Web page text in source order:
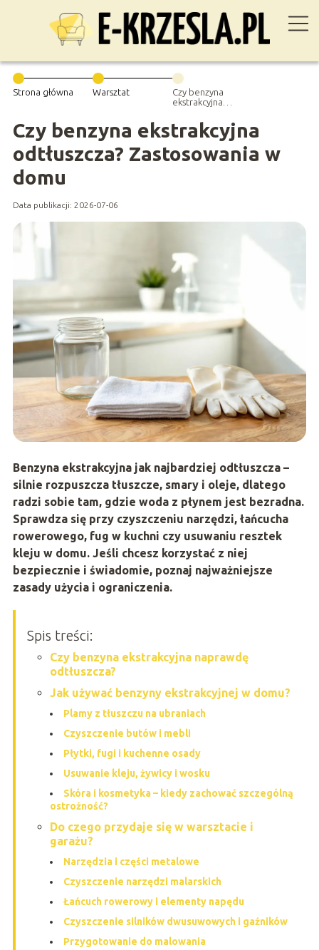
Strona główna Warsztat
Czy benzyna
ekstrakcyjna
Zastosowania w
domu
Czy benzyna ekstrakcyjna
odtłuszcza? Zastosowania w
domu
Data publikacji: 2026-07-06
Benzyna ekstrakcyjna jak najbardziej odtłuszcza –
silnie rozpuszcza tłuszcze, smary i oleje, dlatego
radzi sobie tam, gdzie woda z płynem jest bezradna.
Sprawdza się przy czyszczeniu narzędzi, łańcucha
rowerowego, fug w kuchni czy usuwaniu resztek
kleju w domu. Jeśli chcesz korzystać z niej
bezpiecznie i świadomie, poznaj najważniejsze
zasady użycia i ograniczenia.
Spis treści:
Czy benzyna ekstrakcyjna naprawdę
odtłuszcza?
Jak używać benzyny ekstrakcyjnej w domu?
Plamy z tłuszczu na ubraniach
Czyszczenie butów i mebli
Płytki, fugi i kuchenne osady
Usuwanie kleju, żywicy i wosku
Skóra i kosmetyka – kiedy zachować szczególną
ostrożność?
Do czego przydaje się w warsztacie i
garażu?
Narzędzia i części metalowe
Czyszczenie narzędzi malarskich
Łańcuch rowerowy i elementy napędu
Czyszczenie silników dwusuwowych i gaźników
Przygotowanie do malowania